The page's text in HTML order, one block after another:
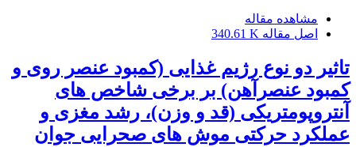
مشاهده مقاله
اصل مقاله 340.61 K
تاثیر دو نوع رژیم غذایی (کمبود عنصر روی و
کمبود عنصرآهن) بر برخی شاخص های
آنتروپومتریکی (قد و وزن)، رشد مغزی و
عملکرد حرکتی موش های صحرایی جوان